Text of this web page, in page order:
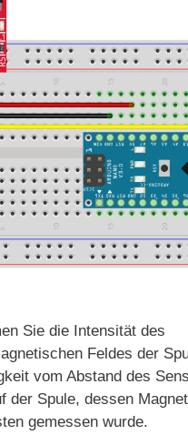
Sie die Intensität des
Feldes der
vom Abstand des
der Spule, dessen
gemessen wurde.